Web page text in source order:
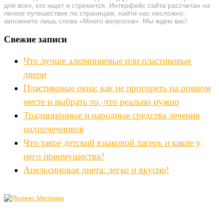
для всех, кто ищет и стремится. Интерфейс сайта рассчитан на
легкое путешествие по страницам, найти нас несложно,
запомните лишь слова «Много вопросов». Мы ждем вас!
Свежие записи
Что лучше алюминиевые или пластиковые
двери
Пластиковые окна: как не прогореть на ровном
месте и выбрать то, что реально нужно
Традиционные и народные средства лечения
надпочечников
Что такое детский языковой лагерь и какие у
него преимущества?
Апельсиновая диета: легко и вкусно!